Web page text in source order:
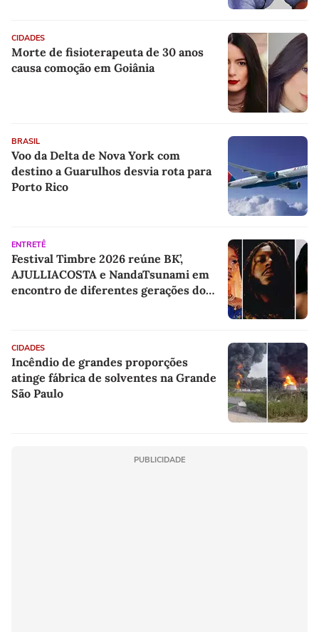
CIDADES
Morte de fisioterapeuta de 30 anos
causa comoção em Goiânia
BRASIL
Voo da Delta de Nova York com
destino a Guarulhos desvia rota para
Porto Rico
ENTRETÊ
Festival Timbre 2026 reúne BK’,
AJULLIACOSTA e NandaTsunami em
encontro de diferentes gerações do
CIDADES
Incêndio de grandes proporções
atinge fábrica de solventes na Grande
São Paulo
PUBLICIDADE